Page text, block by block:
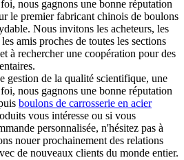
nous gagnons une bonne réputation
le premier fabricant chinois de boulons
Nous invitons les acheteurs, les
amis proches de toutes les sections
à rechercher une coopération pour des
gestion de la qualité scientifique, une
nous gagnons une bonne réputation
boulons de carrosserie en acier
vous intéresse ou si vous
personnalisée, n'hésitez pas à
nouer prochainement des relations
de nouveaux clients du monde entier.